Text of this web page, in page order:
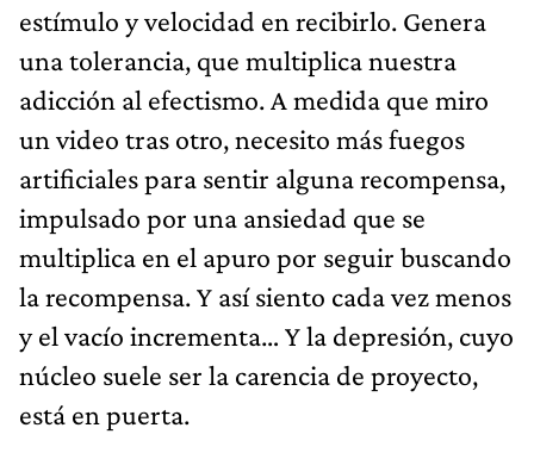
estímulo y velocidad en recibirlo. Genera
una tolerancia, que multiplica nuestra
adicción al efectismo. A medida que miro
un video tras otro, necesito más fuegos
artificiales para sentir alguna recompensa,
impulsado por una ansiedad que se
multiplica en el apuro por seguir buscando
la recompensa. Y así siento cada vez menos
y el vacío incrementa… Y la depresión, cuyo
núcleo suele ser la carencia de proyecto,
está en puerta.